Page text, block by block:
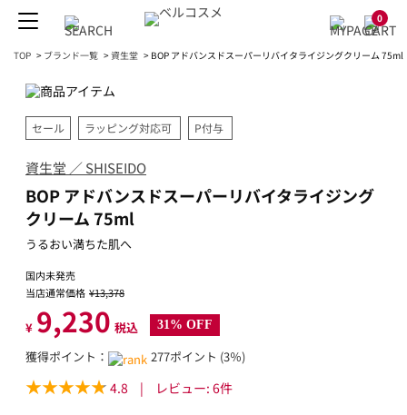
0
TOP > ブランド一覧 >資生堂 > BOP アドバンスドスーパーリバイタライジングクリーム 75ml
セール ラッピング対応可 P付与
資生堂 ／ SHISEIDO
BOP アドバンスドスーパーリバイタライジング
クリーム 75ml
うるおい満ちた肌へ
国内未発売
当店通常価格 ¥13,378
¥ 9,230 税込 31% OFF
獲得ポイント： 277ポイント (3％)
4.8 | レビュー: 6件